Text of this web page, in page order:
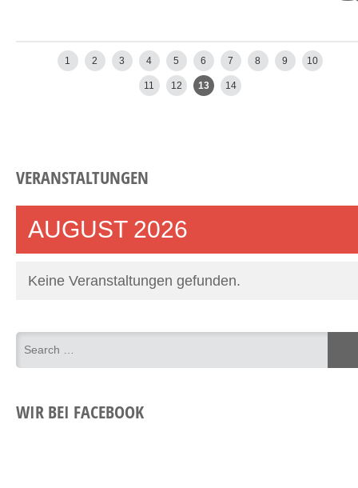
Newer posts
1 2 3 4 5 6 7 8 9 10
11 12 13 14
Older posts
VERANSTALTUNGEN
AUGUST 2026
Keine Veranstaltungen gefunden.
WIR BEI FACEBOOK